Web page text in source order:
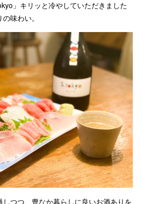
」キリッと冷やしていただきました
味わい。
しつつ、豊なか暮らしに良いお酒ありを